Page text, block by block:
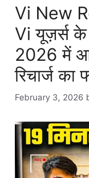
Vi New
Vi यूज़र्स
2026 में
रिचार्ज का
February 3, 2026